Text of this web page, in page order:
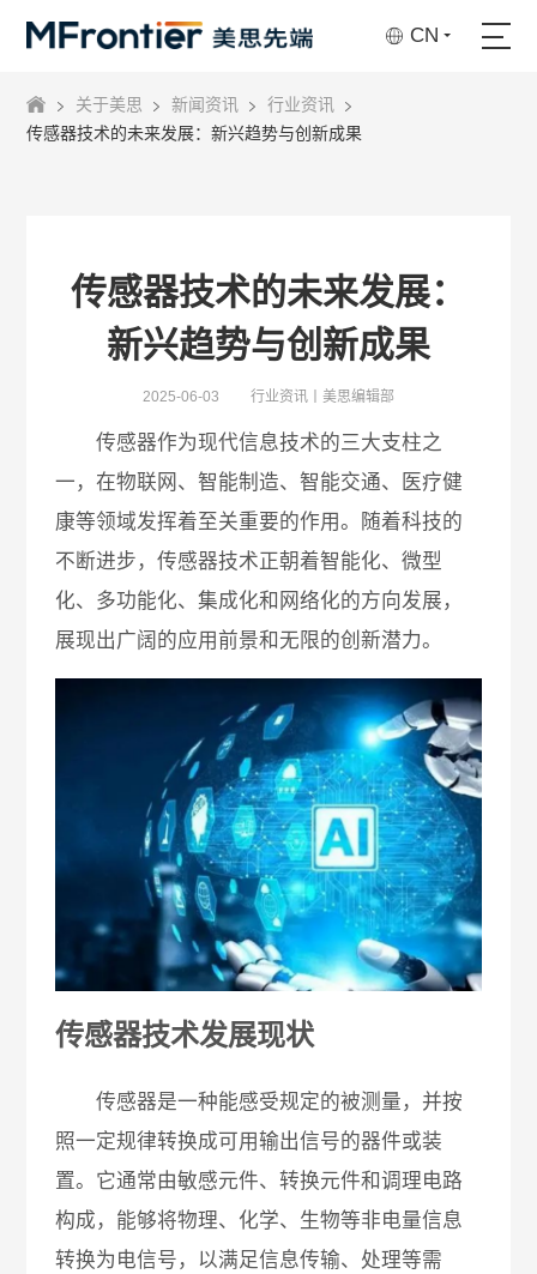
CN
关于美思 新闻资讯
行业资讯
传感器技术的未来发展：新兴趋势与创新成果
传感器技术的未来发展：
新兴趋势与创新成果
2025-06-03 行业资讯丨美思编辑部
传感器作为现代信息技术的三大支柱之
一，在物联网、智能制造、智能交通、医疗健
康等领域发挥着至关重要的作用。随着科技的
不断进步，传感器技术正朝着智能化、微型
化、多功能化、集成化和网络化的方向发展，
展现出广阔的应用前景和无限的创新潜力。
传感器技术发展现状
传感器是一种能感受规定的被测量，并按
照一定规律转换成可用输出信号的器件或装
置。它通常由敏感元件、转换元件和调理电路
构成，能够将物理、化学、生物等非电量信息
转换为电信号，以满足信息传输、处理等需